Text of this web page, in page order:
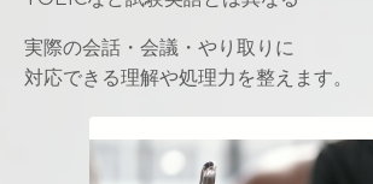
実際の会話・会議・やり取りに
対応できる理解や処理力を整えます。